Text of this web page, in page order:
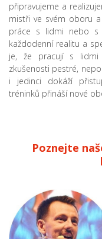
připravujeme a
mistři ve svém oboru
práce s lidmi nebo s
každodenní realitu a
je, že pracují s lidmi
zkušenosti pestré,
i jedinci dokáží
tréninků přináší nové
Poznejte